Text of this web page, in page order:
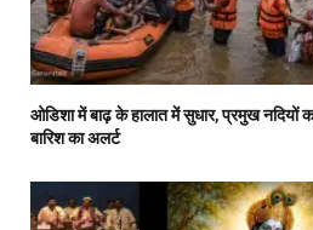
ओडिशा में बाढ़ के हालात में सुधार, प्रमुख नदियों
बारिश का अलर्ट